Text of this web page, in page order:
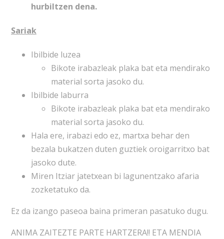
hurbiltzen dena.
Sariak
Ibilbide luzea
Bikote irabazleak plaka bat eta mendirako
material sorta jasoko du.
Ibilbide laburra
Bikote irabazleak plaka bat eta mendirako
material sorta jasoko du.
Hala ere, irabazi edo ez, martxa behar den
bezala bukatzen duten guztiek oroigarritxo bat
jasoko dute.
Miren Itziar jatetxean bi lagunentzako afaria
zozketatuko da.
Ez da izango paseoa baina primeran pasatuko dugu.
ANIMA ZAITEZTE PARTE HARTZERA!! ETA MENDIA